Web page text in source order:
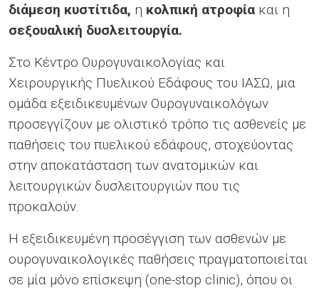
διάμεση κυστίτιδα, η κολπική ατροφία και η
σεξουαλική δυσλειτουργία.
Στο Κέντρο Ουρογυναικολογίας και
Χειρουργικής Πυελικού Εδάφους του ΙΑΣΩ, μια
ομάδα εξειδικευμένων Ουρογυναικολόγων
προσεγγίζουν με ολιστικό τρόπο τις ασθενείς με
παθήσεις του πυελικού εδάφους, στοχεύοντας
στην αποκατάσταση των ανατομικών και
λειτουργικών δυσλειτουργιών που τις
προκαλούν.
Η εξειδικευμένη προσέγγιση των ασθενών με
ουρογυναικολογικές παθήσεις πραγματοποιείται
σε μία μόνο επίσκεψη (one-stop clinic), όπου οι